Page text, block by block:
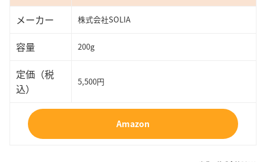
メーカー 株式会社SOLIA
容量 200g
定価（税
込）
5,500円
Amazon